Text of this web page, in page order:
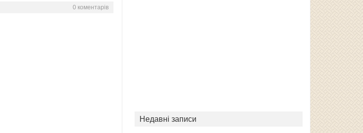
0 коментарів
Недавні записи